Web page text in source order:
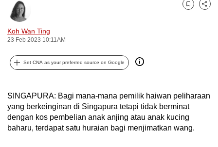
Koh Wan Ting
23 Feb 2023 10:11AM
Bookmark
Share
Set CNA as your preferred source on Google
SINGAPURA: Bagi mana-mana pemilik haiwan peliharaan
yang berkeinginan di Singapura tetapi tidak berminat
dengan kos pembelian anak anjing atau anak kucing
baharu, terdapat satu huraian bagi menjimatkan wang.
can
possibly
be.
To
continue,
to
a
supported
browser